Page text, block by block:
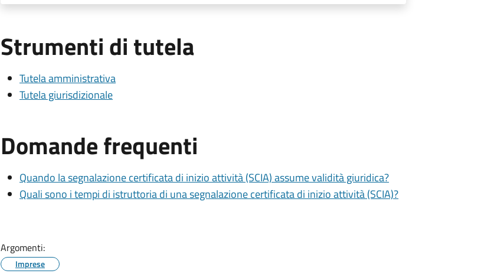
Strumenti di tutela
Tutela amministrativa
Tutela giurisdizionale
Domande frequenti
Quando la segnalazione certificata di inizio attività (SCIA) assume validità giuridica?
Quali sono i tempi di istruttoria di una segnalazione certificata di inizio attività (SCIA)?
Argomenti:
Imprese